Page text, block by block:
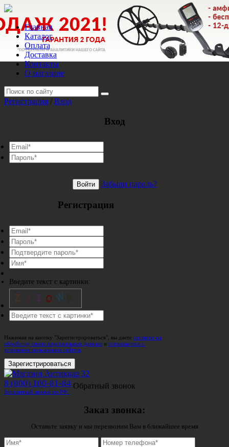
Главная
Каталог
Оплата
Доставка
Контакты
О магазине
Регистрация / Вход
Вход
Войти Забыли пароль?
Регистрация
Введите текст с картинки:
Нажимая на кнопку "Зарегистрироваться", вы даете согласие на
обработку своих персональных данных и соглашаетесь с
условиями пользования сайтом
Зарегистрироваться
8 (800) 100-81-84
Бесплатный звонок по РФ.
Обратный звонок
Заказ звонка:
Оставьте заявку и мы перезвоним Вам в ближайшее время